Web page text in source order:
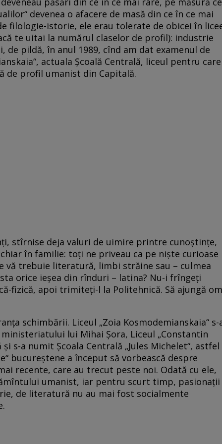
devenea o afacere de masă din ce în ce mai
filologie-istorie, ele erau tolerate de obicei în
te uitai la numărul claselor de profil): industrie
de pildă, în anul 1989, cînd am dat examenul de
actuala Şcoală Centrală, liceul pentru care
de profil umanist din Capitală.
stîrnise deja valuri de uimire printre cunoştinţe,
în familie: toţi ne priveau ca pe nişte curioase
vă trebuie literatură, limbi străine sau – culmea
orice ieşea din rînduri – latina? Nu-i frîngeţi
fizică, apoi trimiteţi-l la Politehnică. Să ajungă om
schimbării. Liceul „Zoia Kosmodemianskaia“ s-
lui Mihai Şora, Liceul „Constantin
s-a numit Şcoala Centrală „Jules Michelet“, astfel
bucureştene a început să vorbească despre
recente, care au trecut peste noi. Odată cu ele,
umanist, iar pentru scurt timp, pasionaţii
de literatură nu au mai fost socialmente